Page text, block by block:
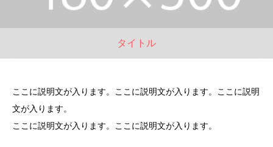
タイトル
ここに説明文が入ります。ここに説明文が入ります。ここに説明
文が入ります。
ここに説明文が入ります。ここに説明文が入ります。